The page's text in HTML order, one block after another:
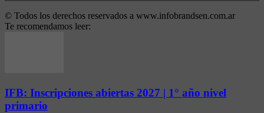
© Todos los derechos reservados a www.infobrandsen.com.ar
Te recomendamos leer:
IFB: Inscripciones abiertas 2027 | 1° año nivel
primario